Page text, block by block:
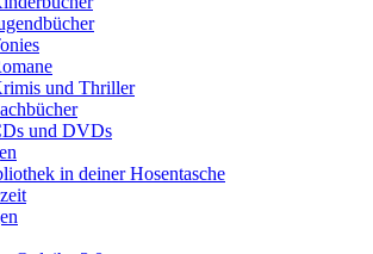
und Thriller
und DVDs
in deiner Hosentasche